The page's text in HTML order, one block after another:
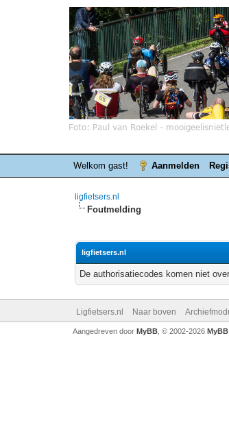
Welkom gast! Aanmelden
ligfietsers.nl
Foutmelding
ligfietsers.nl
De authorisatiecodes komen niet
Ligfietsers.nl Naar boven
Aangedreven door MyBB, © 2002-2026